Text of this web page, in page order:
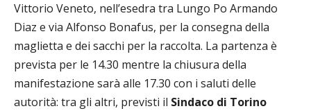
Vittorio Veneto, nell’esedra tra Lungo Po Armando
Diaz e via Alfonso Bonafus, per la consegna della
maglietta e dei sacchi per la raccolta. La partenza è
prevista per le 14.30 mentre la chiusura della
manifestazione sarà alle 17.30 con i saluti delle
autorità: tra gli altri, previsti il Sindaco di Torino